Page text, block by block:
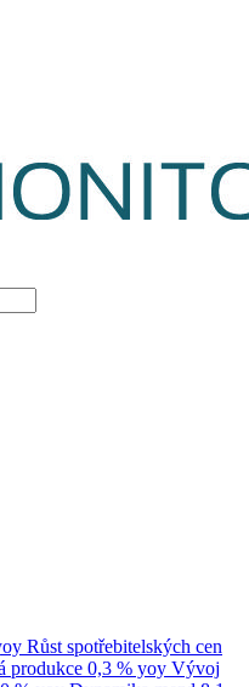
Růst spotřebitelských cen
produkce 0,3 % yoy Vývoj